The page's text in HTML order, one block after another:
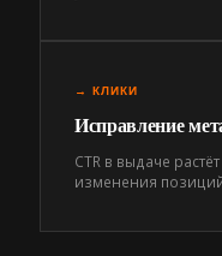
→ КЛИКИ
Исправление
CTR в выдаче
изменения